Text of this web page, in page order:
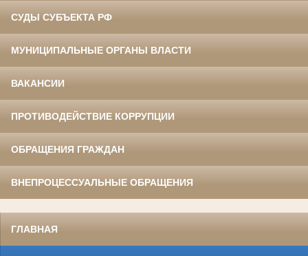
СУДЫ СУБЪЕКТА РФ
МУНИЦИПАЛЬНЫЕ ОРГАНЫ ВЛАСТИ
ВАКАНСИИ
ПРОТИВОДЕЙСТВИЕ КОРРУПЦИИ
ОБРАЩЕНИЯ ГРАЖДАН
ВНЕПРОЦЕССУАЛЬНЫЕ ОБРАЩЕНИЯ
ГЛАВНАЯ